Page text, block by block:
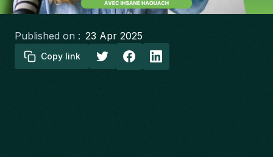
Published on : 23 Apr 2025
Copy link